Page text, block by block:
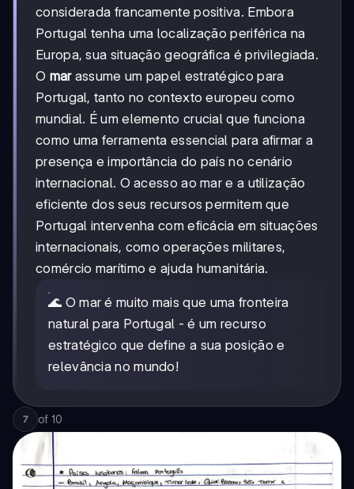
considerada francamente positiva. Embora
Portugal tenha uma localização periférica na
Europa, sua situação geográfica é privilegiada.
O marassume um papel estratégico para
Portugal, tanto no contexto europeu como
mundial. É um elemento crucial que funciona
como uma ferramenta essencial para afirmar a
presença e importância do país no cenário
internacional. O acesso ao mar e a utilização
eficiente dos seus recursos permitem que
Portugal intervenha com eficácia em situações
internacionais, como operações militares,
comércio marítimo e ajuda humanitária.
🌊 O mar é muito mais que uma fronteira
natural para Portugal - é um recurso
estratégico que define a sua posição e
relevância no mundo!
7 of 10